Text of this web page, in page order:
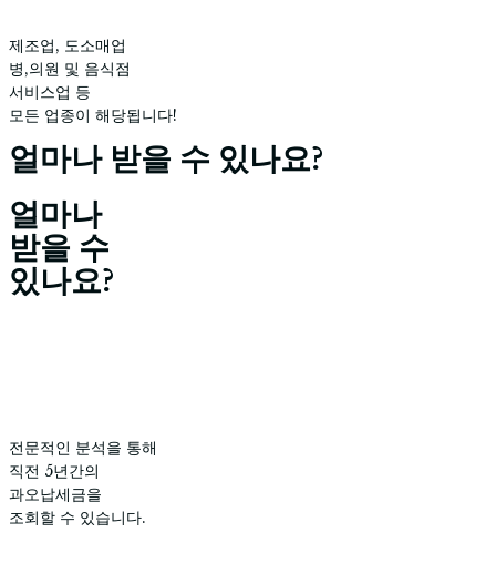
제조업, 도소매업
병,의원 및 음식점
서비스업 등
모든 업종이 해당됩니다!
얼마나 받을 수 있나요?
얼마나
받을 수
있나요?
전문적인 분석을 통해
직전 5년간의
과오납세금을
조회할 수 있습니다.